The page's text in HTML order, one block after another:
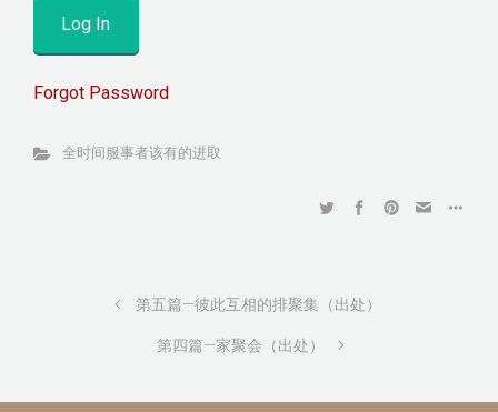
Forgot Password
全时间服事者该有的进取
第五篇—彼此互相的排聚集（出处）
第四篇—家聚会（出处）